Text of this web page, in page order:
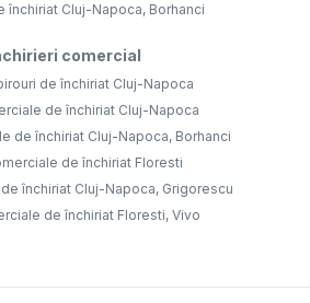
închiriat Cluj-Napoca, Borhanci
comercial
de închiriat Cluj-Napoca
de închiriat Cluj-Napoca
de închiriat Cluj-Napoca, Borhanci
de închiriat Floresti
închiriat Cluj-Napoca, Grigorescu
de închiriat Floresti, Vivo